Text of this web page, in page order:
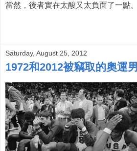
當然，後者實在太酸又太負面了一點。
Saturday, August 25, 2012
1972和2012被竊取的奧運